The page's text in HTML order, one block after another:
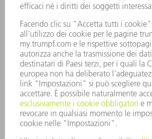
SCHEDE DI SICUREZZA
MACCHINE & SISTEMI
LASER
ELETTRONICA DI POTENZA
MACCHINE UTENSILI ELETTRICHE
SMART FACTORY
SOFTWARE
SERVICES
APPLICAZIONI
SETTORI
L'AZIENDA
CARRIERA